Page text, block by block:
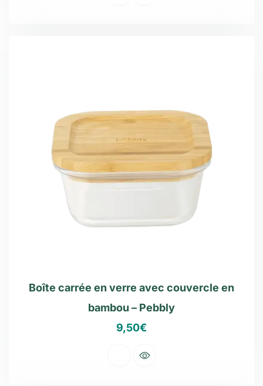
Boîte carrée en verre avec couvercle en
bambou – Pebbly
9,50€